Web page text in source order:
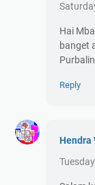
Hai
banget
Reply
Hendra